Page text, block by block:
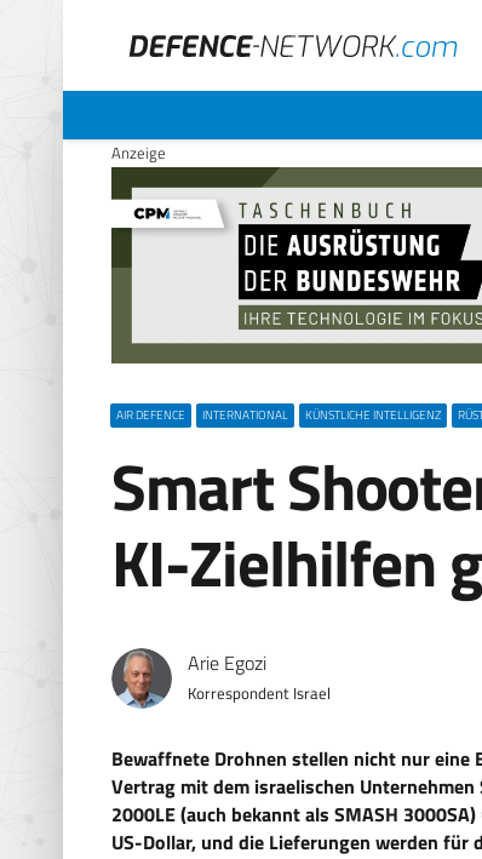
Anzeige
AIR DEFENCE INTERNATIONAL KÜNSTLICHE INTELLIGENZ
Smart
KI-Zielhilfen
Arie Egozi
Korrespondent Israel
Bewaffnete Drohnen stellen nicht nur eine
Vertrag mit dem israelischen
2000LE (auch bekannt als SMASH
US-Dollar, und die Lieferungen werden für